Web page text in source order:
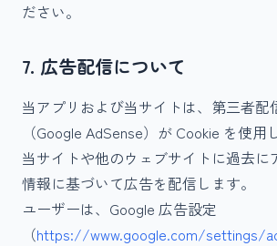
ださい。
7. 広告配信について
当アプリおよび当サイトは、第三者配
（Google AdSense）が Cookie を使
当サイトや他のウェブサイトに過去に
情報に基づいて広告を配信します。
ユーザーは、Google 広告設定
（https://www.google.com/settings/